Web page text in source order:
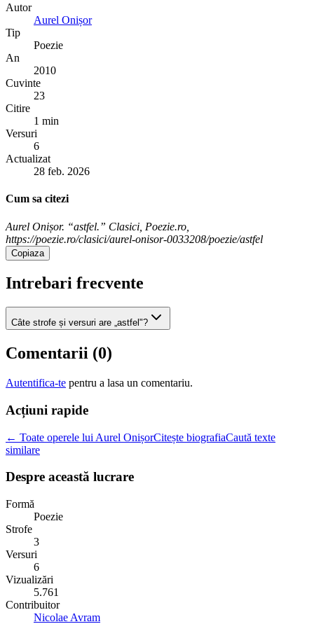
Autor
Aurel Onișor
Tip
Poezie
An
2010
Cuvinte
23
Citire
1 min
Versuri
6
Actualizat
28 feb. 2026
Cum sa citezi
Aurel Onișor. “astfel.” Clasici, Poezie.ro,
https://poezie.ro/clasici/aurel-onisor-0033208/poezie/astfel
Copiaza
Intrebari frecvente
Câte strofe și versuri are „astfel"?
Comentarii (0)
Autentifica-te pentru a lasa un comentariu.
Acțiuni rapide
← Toate operele lui Aurel OnișorCitește biografiaCaută texte
similare
Despre această lucrare
Formă
Poezie
Strofe
3
Versuri
6
Vizualizări
5.761
Contribuitor
Nicolae Avram